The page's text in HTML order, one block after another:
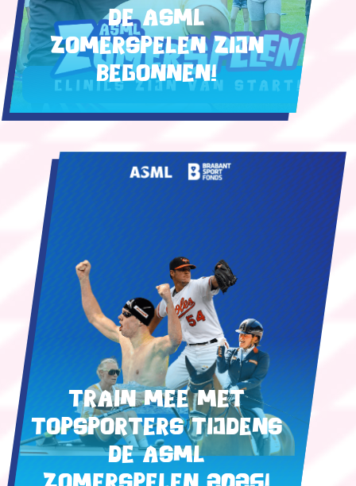
De ASML
Zomerspelen zijn
begonnen!
Train mee met
topsporters tijdens
de ASML